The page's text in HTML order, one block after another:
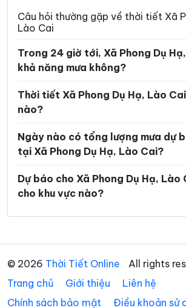
Xã Lương Thịnh
Xã Minh Lương Xã Mỏ Vàng
Xã Mù Cang Chải
Xã Mường Hum Xã Mường
Xã Mường Lai Xã Nậm
Xã Nậm Có Xã Nậm Xé
Xã Ngũ Chỉ Sơn
Xã Phình Hồ Xã Phong
Xã Phong Hải Xã Phúc
Xã Phúc Lợi Xã Púng
Xã Quy Mông Xã Si Ma Cai
Câu hỏi thường gặp về thời tiết Xã
Lào Cai
Trong 24 giờ tới, Xã Phong Dụ
khả năng mưa không?
Thời tiết Xã Phong Dụ Hạ, Lào
nào?
Ngày nào có tổng lượng mưa dự
tại Xã Phong Dụ Hạ, Lào Cai?
Dự báo cho Xã Phong Dụ Hạ, Lào
cho khu vực nào?
© 2026 Thời Tiết Online
All rights
Trang chủ
Giới thiệu
Liên hệ
Chính sách bảo mật
Điều khoản sử